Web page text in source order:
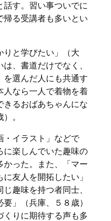
話す。習い事ついでに
帰る受講者も多いとい
と学びたい」（大
、書道だけでなく、
を選んだ人にも共通す
人なら一人で着物を着
きるおばあちゃんにな
。
イラスト」などで
に楽しんでいた趣味の
かった。また、「マー
友人を開拓したい」
じ趣味を持つ者同士、
」（兵庫、５８歳）
くりに期待する声も多